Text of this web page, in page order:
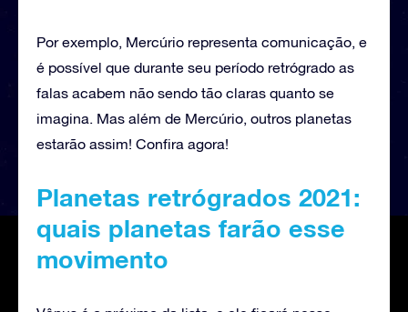
Por exemplo, Mercúrio representa comunicação, e
é possível que durante seu período retrógrado as
falas acabem não sendo tão claras quanto se
imagina. Mas além de Mercúrio, outros planetas
estarão assim! Confira agora!
Planetas retrógrados 2021:
quais planetas farão esse
movimento